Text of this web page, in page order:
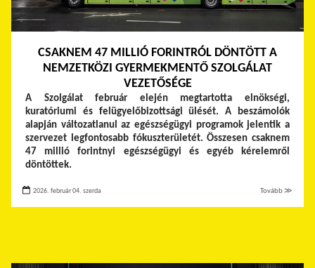
CSAKNEM 47 MILLIÓ FORINTRÓL DÖNTÖTT A
NEMZETKÖZI GYERMEKMENTŐ SZOLGÁLAT
VEZETŐSÉGE
A Szolgálat február elején megtartotta elnökségi,
kuratóriumi és felügyelőbizottsági ülését. A beszámolók
alapján változatlanul az egészségügyi programok jelentik a
szervezet legfontosabb fókuszterületét. Összesen csaknem
47 millió forintnyi egészségügyi és egyéb kérelemről
döntöttek.
2026. február 04. szerda Tovább ≫